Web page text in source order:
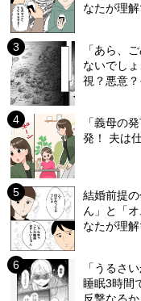
なたが理解
「あら、
ないでし
視？悪意
「義母の
発！ 夫は
結婚前提
ん」と「
なたが理解
「うるさ
睡眠3時間